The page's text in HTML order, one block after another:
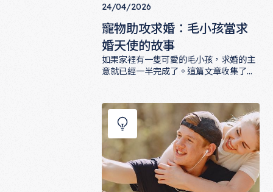
24/04/2026
寵物助攻求婚：毛小孩當求
婚天使的故事
如果家裡有一隻可愛的毛小孩，求婚的主
意就已經一半完成了。這篇文章收集了幾
間，帶你看見毛小孩如何成為愛情故事裡
最意外也最可愛的配角。